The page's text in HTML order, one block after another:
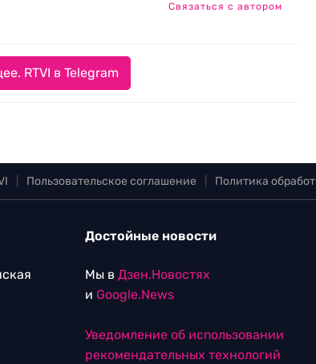
Связаться с автором
RTVI в Telegram
Пользовательское соглашение Политика
Достойные новости
Мы в Дзен.Новостях
и Google.News
Уведомление об использовании
рекомендательных технологий